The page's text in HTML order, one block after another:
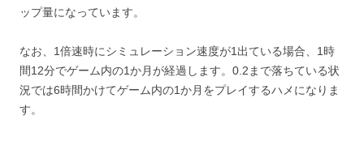
ップ量になっています。
なお、1倍速時にシミュレーション速度が1出ている場合、1時
間12分でゲーム内の1か月が経過します。0.2まで落ちている状
況では6時間かけてゲーム内の1か月をプレイするハメになりま
す。